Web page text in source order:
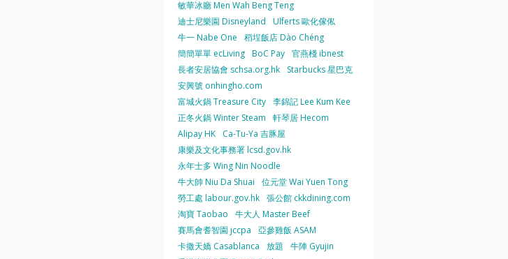
敏華冰廳 Men Wah Beng Teng
迪士尼樂園 Disneyland
Ulferts 歐化傢俬
牛一 Nabe One
稻埕飯店 Dào Chéng
簡簡單單 ecLiving BoC Pay 官燕棧 ibnest
長者安居協會 schsa.org.hk
Starbucks 星巴克
安興號 onhingho.com
富城火鍋 Treasure City 李錦記 Lee Kum Kee
正冬火鍋 Winter Steam
軒琴居 Hecom
Alipay HK
Ca-Tu-Ya 吉豚屋
康樂及文化事務署 lcsd.gov.hk
永年士多 Wing Nin Noodle
牛大帥 Niu Da Shuai
位元堂 Wai Yuen Tong
勞工處 labour.gov.hk 張公館 ckkdining.com
淘寶 Taobao
牛大人 Master Beef
賽馬會耆智園 jccpa
亞參雞飯 ASAM
卡撒天嬌 Casablanca
放題
牛陣 Gyujin